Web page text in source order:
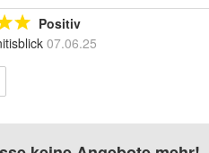
Positiv
07.06.25